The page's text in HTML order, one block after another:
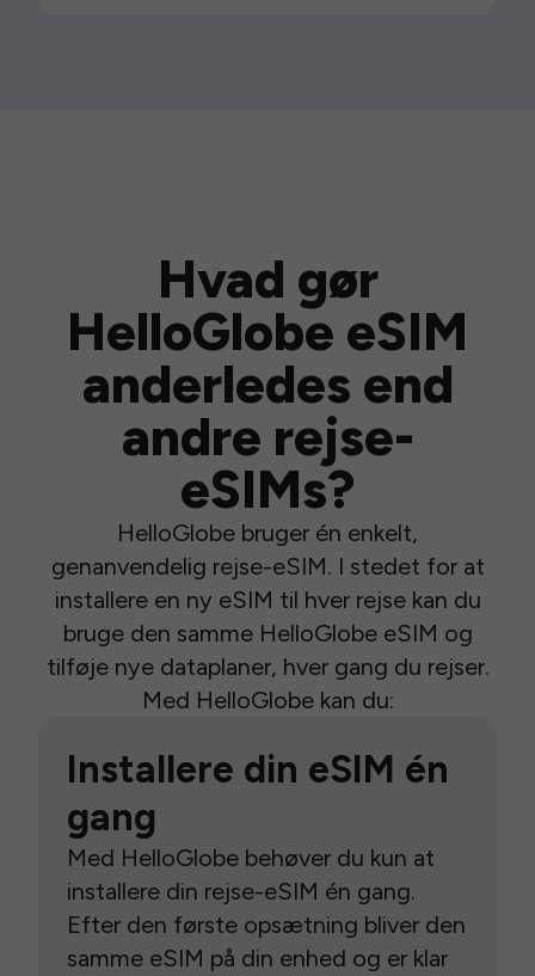
Hvad gør
HelloGlobe eSIM
anderledes end
andre rejse-
eSIMs?
HelloGlobe bruger én enkelt,
genanvendelig rejse-eSIM. I stedet for at
installere en ny eSIM til hver rejse kan du
bruge den samme HelloGlobe eSIM og
tilføje nye dataplaner, hver gang du rejser.
Med HelloGlobe kan du:
Installere din eSIM én
gang
Med HelloGlobe behøver du kun at
installere din rejse-eSIM én gang.
Efter den første opsætning bliver den
samme eSIM på din enhed og er klar